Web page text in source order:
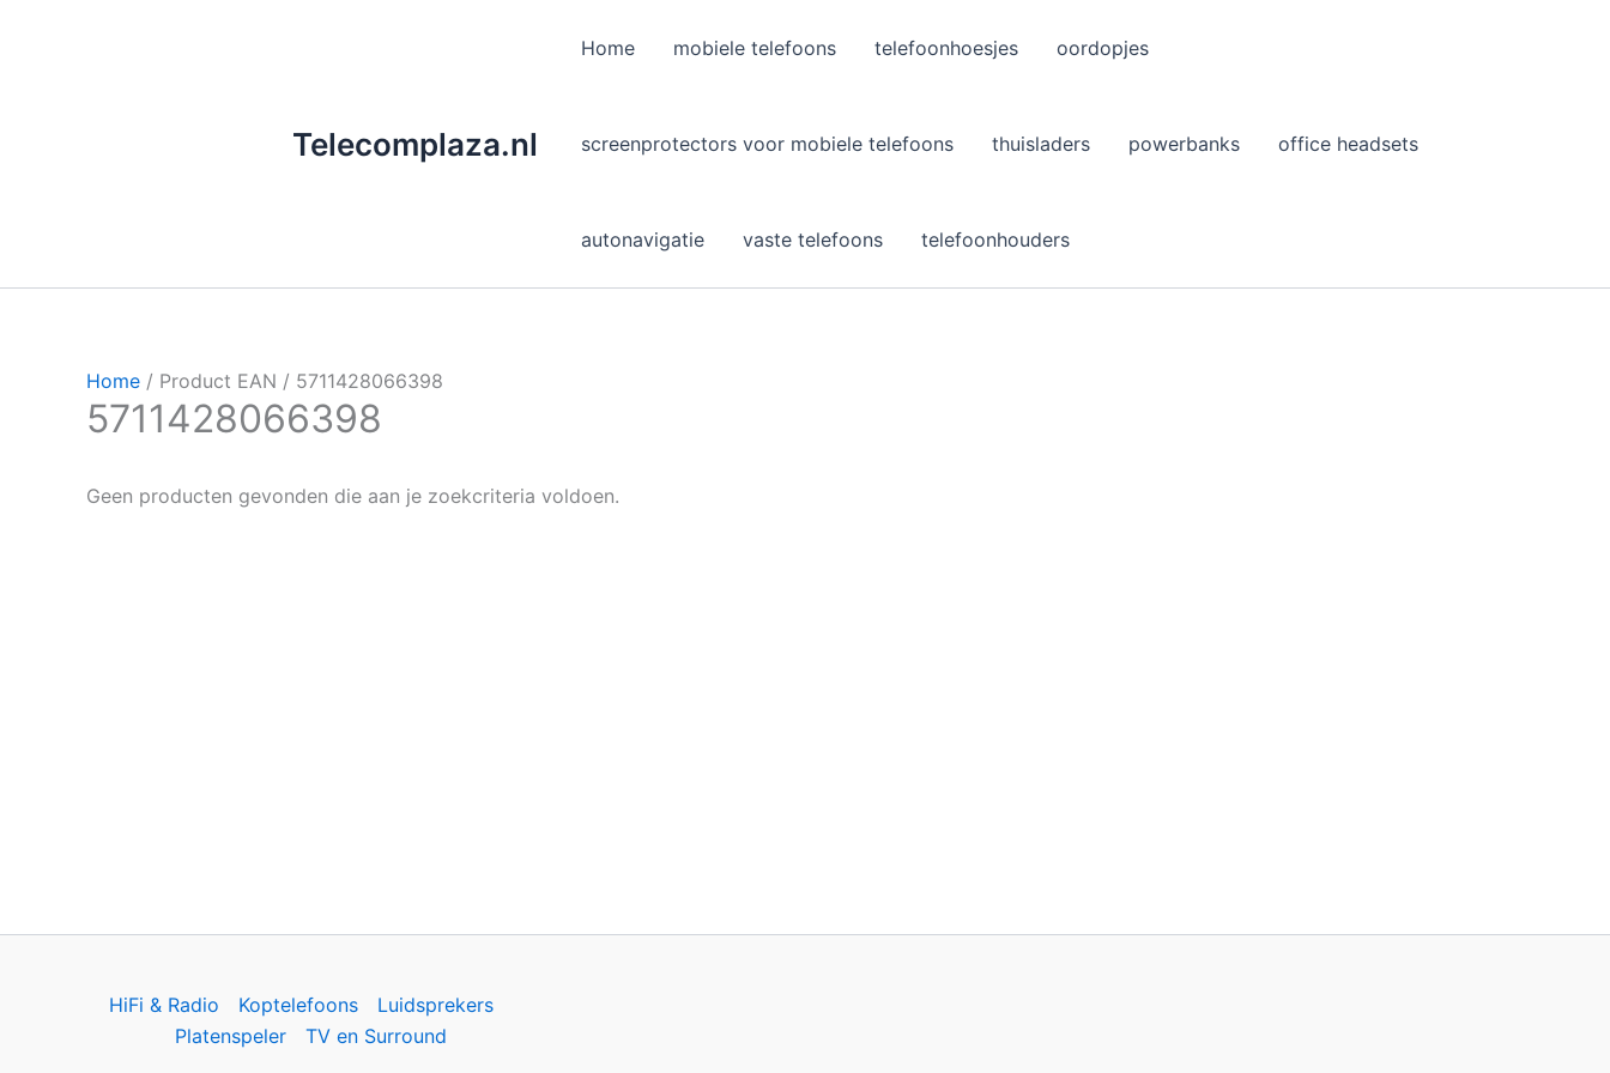
Telecomplaza.nl
Home mobiele telefoons telefoonhoesjes oordopjes
screenprotectors voor mobiele telefoons thuisladers powerbanks office headsets
autonavigatie vaste telefoons telefoonhouders
Home / Product EAN / 5711428066398
5711428066398
Geen producten gevonden die aan je zoekcriteria voldoen.
HiFi & Radio Koptelefoons
Luidsprekers
Platenspeler
TV en Surround